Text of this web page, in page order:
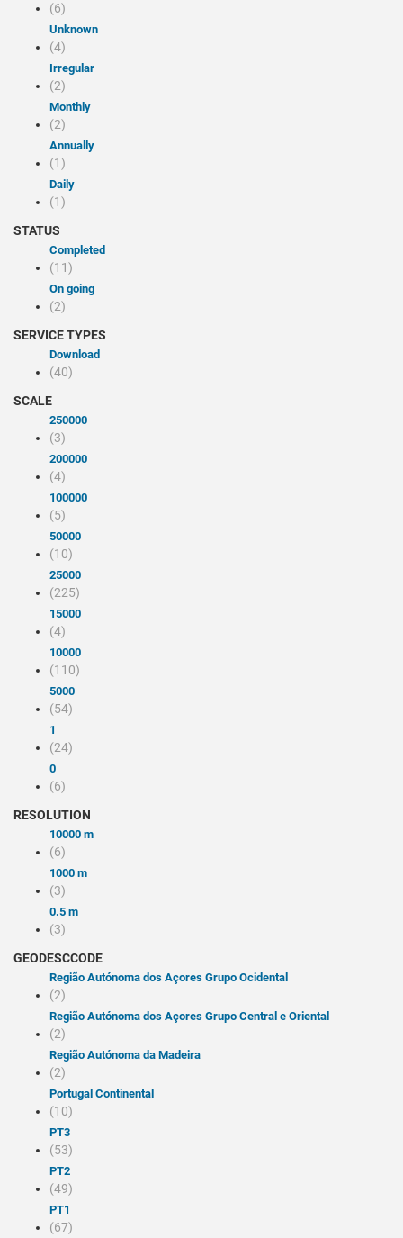
(6)
Unknown
(4)
Irregular
(2)
Monthly
(2)
Annually
(1)
Daily
(1)
STATUS
Completed
(11)
On going
(2)
SERVICE TYPES
Download
(40)
SCALE
250000
(3)
200000
(4)
100000
(5)
50000
(10)
25000
(225)
15000
(4)
10000
(110)
5000
(54)
1
(24)
0
(6)
RESOLUTION
10000 m
(6)
1000 m
(3)
0.5 m
(3)
GEODESCCODE
Região Autónoma dos Açores Grupo Ocidental
(2)
Região Autónoma dos Açores Grupo Central e Oriental
(2)
Região Autónoma da Madeira
(2)
Portugal Continental
(10)
PT3
(53)
PT2
(49)
PT1
(67)